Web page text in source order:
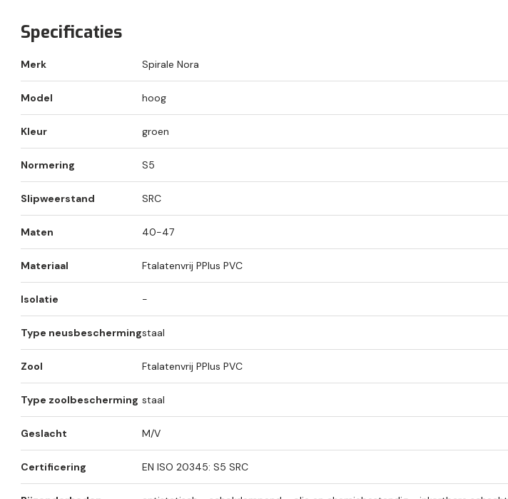
Specificaties
Merk Spirale Nora
Model hoog
Kleur groen
Normering S5
Slipweerstand SRC
Maten 40-47
Materiaal Ftalatenvrij PPlus PVC
Isolatie -
Type neusbeschermingstaal
Zool Ftalatenvrij PPlus PVC
Type zoolbescherming staal
Geslacht M/V
Certificering EN ISO 20345: S5 SRC